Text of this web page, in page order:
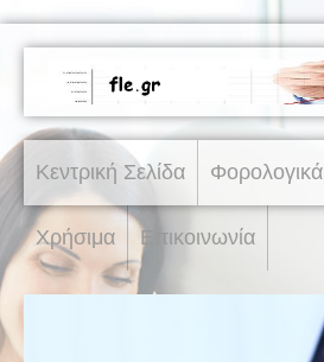
Κεντρική Σελίδα Φορολογικά
Χρήσιμα Επικοινωνία